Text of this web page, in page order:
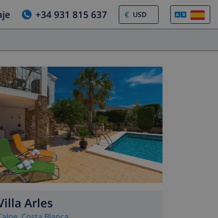
+34 931 815 637 €
Arles